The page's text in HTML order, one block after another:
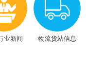
业新闻 物流货站信息